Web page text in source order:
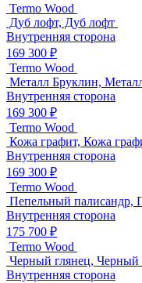
Termo Wood
Дуб лофт, Дуб лофт
Внутренняя сторона
169 300 ₽
Termo Wood
Металл Бруклин,
Внутренняя сторона
169 300 ₽
Termo Wood
Кожа графит, Кожа
Внутренняя сторона
169 300 ₽
Termo Wood
Пепельный палисандр,
Внутренняя сторона
175 700 ₽
Termo Wood
Черный глянец, Черный
Внутренняя сторона